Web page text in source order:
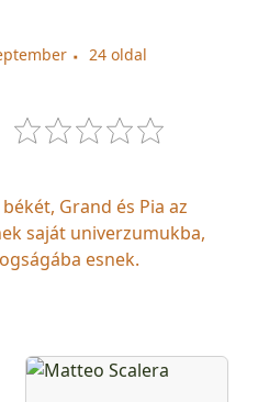
24 oldal
Grand és Pia az
saját univerzumukba,
esnek.